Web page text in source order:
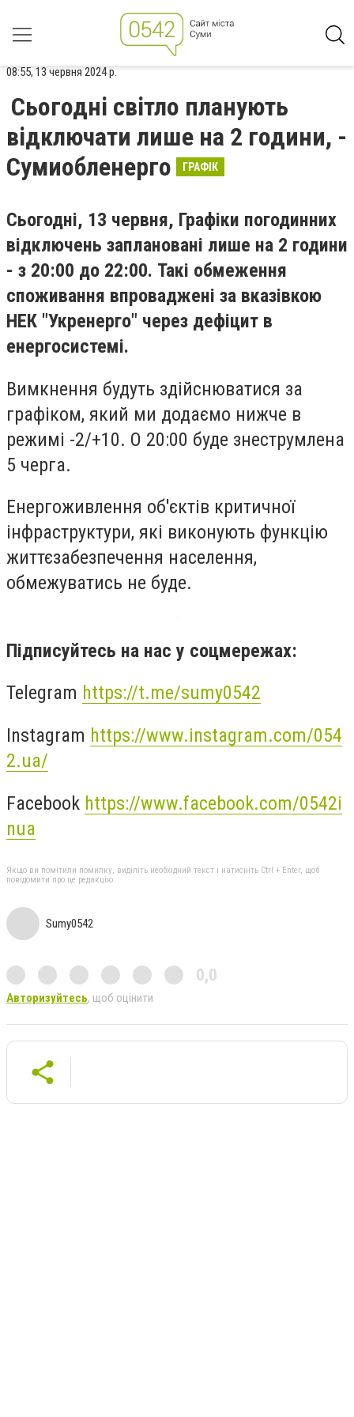
08:55, 13 червня 2024 р.
Сьогодні світло планують
відключати лише на 2 години, -
Сумиобленерго
ГРАФІК
Сьогодні, 13 червня, Графіки погодинних
відключень заплановані лише на 2 години
- з 20:00 до 22:00. Такі обмеження
споживання впроваджені за вказівкою
НЕК "Укренерго" через дефіцит в
енергосистемі.
Вимкнення будуть здійснюватися за
графіком, який ми додаємо нижче в
режимі -2/+10. О 20:00 буде знеструмлена
5 черга.
Енергоживлення об'єктів критичної
інфраструктури, які виконують функцію
життєзабезпечення населення,
обмежуватись не буде.
Підписуйтесь на нас у соцмережах:
Telegram https://t.me/sumy0542
Instagram https://www.instagram.com/054
2.ua/
Facebook https://www.facebook.com/0542i
nua
Якщо ви помітили помилку, виділіть необхідний текст і натисніть Ctrl + Enter, щоб
повідомити про це редакцію
Sumy0542
0,0
Авторизуйтесь, щоб оцінити